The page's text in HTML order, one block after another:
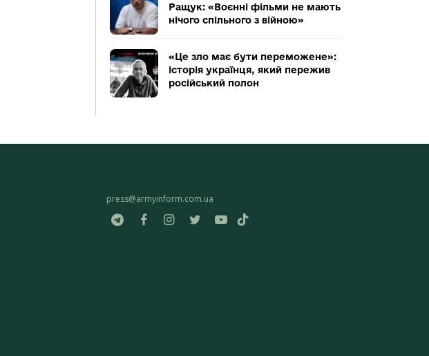
Ращук: «Воєнні фільми не мають
нічого спільного з війною»
«Це зло має бути переможене»:
історія українця, який пережив
російський полон
press@armyinform.com.ua